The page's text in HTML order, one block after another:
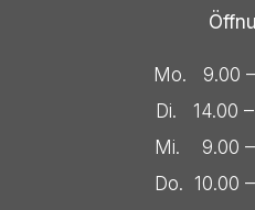
Mo. 9.00
Di. 14.00
Mi. 9.00 –
Do. 10.00